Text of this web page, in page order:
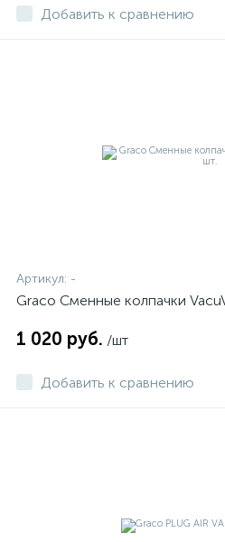
Добавить к сравнению
Артикул: -
Graco Сменные колпачки
1 020 руб. /шт
Добавить к сравнению